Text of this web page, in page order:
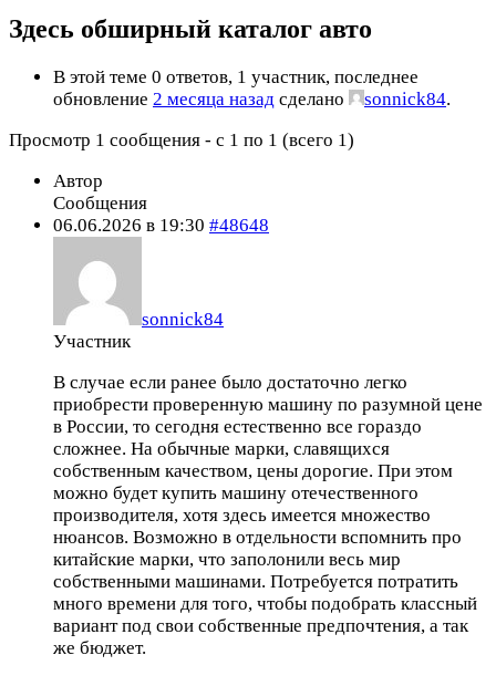
Здесь обширный каталог авто
В этой теме 0 ответов, 1 участник, последнее
обновление 2 месяца назад сделано sonnick84.
Просмотр 1 сообщения - с 1 по 1 (всего 1)
Автор
Сообщения
06.06.2026 в 19:30 #48648
sonnick84
Участник
В случае если ранее было достаточно легко
приобрести проверенную машину по разумной цене
в России, то сегодня естественно все гораздо
сложнее. На обычные марки, славящихся
собственным качеством, цены дорогие. При этом
можно будет купить машину отечественного
производителя, хотя здесь имеется множество
нюансов. Возможно в отдельности вспомнить про
китайские марки, что заполонили весь мир
собственными машинами. Потребуется потратить
много времени для того, чтобы подобрать классный
вариант под свои собственные предпочтения, а так
же бюджет.